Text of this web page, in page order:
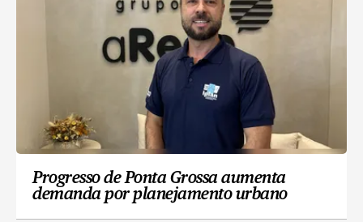
Progresso de Ponta Grossa aumenta
demanda por planejamento urbano